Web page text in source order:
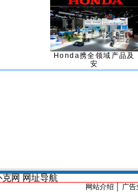
Honda携全领域产品及
安
克网 网址导航
网站介绍
广告